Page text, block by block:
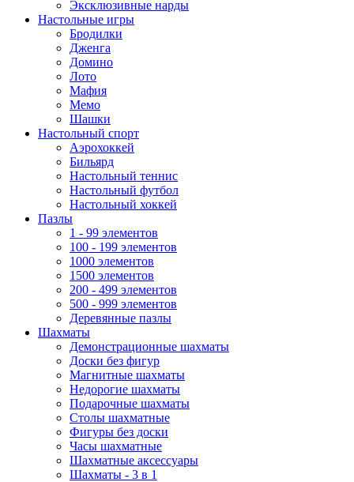
Эксклюзивные нарды
Настольные игры
Бродилки
Дженга
Домино
Лото
Мафия
Мемо
Шашки
Настольный спорт
Аэрохоккей
Бильярд
Настольный теннис
Настольный футбол
Настольный хоккей
Пазлы
1 - 99 элементов
100 - 199 элементов
1000 элементов
1500 элементов
200 - 499 элементов
500 - 999 элементов
Деревянные пазлы
Шахматы
Демонстрационные шахматы
Доски без фигур
Магнитные шахматы
Недорогие шахматы
Подарочные шахматы
Столы шахматные
Фигуры без доски
Часы шахматные
Шахматные аксессуары
Шахматы - 3 в 1